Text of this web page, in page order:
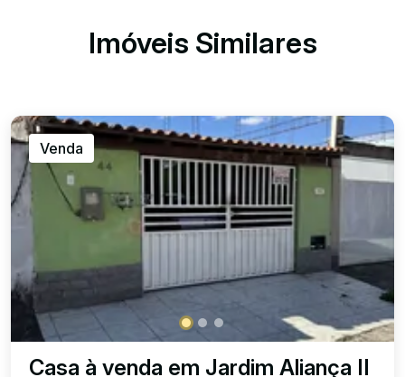
Imóveis Similares
Venda
Casa à venda em Jardim Aliança II